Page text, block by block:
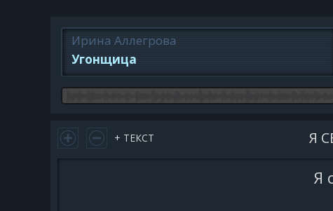
Ирина Аллегрова
Угонщица
+ ТЕКСТ Я
Я